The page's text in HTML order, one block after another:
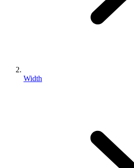
Width